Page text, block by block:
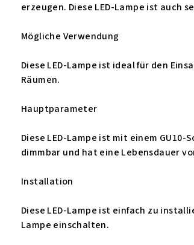
erzeugen. Diese LED-Lampe ist auch
Mögliche Verwendung
Diese LED-Lampe ist ideal für den
Räumen.
Hauptparameter
Diese LED-Lampe ist mit einem
dimmbar und hat eine Lebensdauer
Installation
Diese LED-Lampe ist einfach zu
Lampe einschalten.